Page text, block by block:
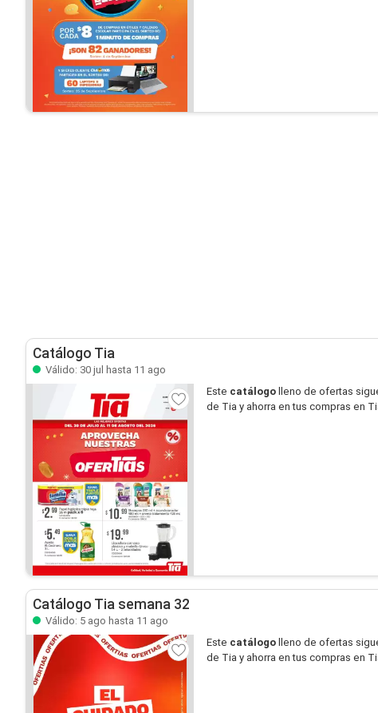
Catálogo Tia
Válido: 30 jul hasta 11 ago
Este catálogo lleno de ofertas
de Tia y ahorra en tus compras en
Catálogo Tia semana 32
Válido: 5 ago hasta 11 ago
Este catálogo lleno de ofertas
de Tia y ahorra en tus compras en